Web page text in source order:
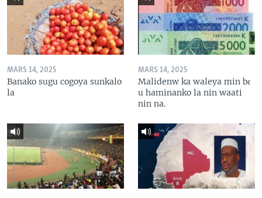
MARS 14, 2025
Banako sugu cogoya sunkalo
la
MARS 14, 2025
Malidenw ka waleya min bɛ
u haminanko la nin waati
nin na.